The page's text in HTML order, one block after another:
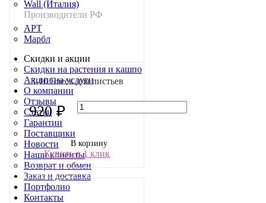
Wall (Италия)
Производители РФ
АРТ
Марбл
Скидки и акции
Скидки на растения и кашпо
Акции на услуги
О компании
Отзывы
Статьи
Гарантии
Поставщики
Новости
Наши клиенты
Возврат и обмен
Заказ и доставка
Портфолио
Контакты
3-10 Блеск для листьев
920 ₽
В корзину
Купить в 1 клик